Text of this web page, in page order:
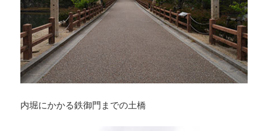
内堀にかかる鉄御門までの土橋